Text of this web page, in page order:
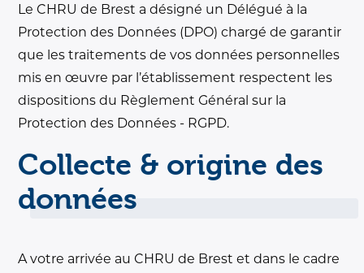
Le CHRU de Brest a désigné un Délégué à la
Protection des Données (DPO) chargé de garantir
que les traitements de vos données personnelles
mis en œuvre par l’établissement respectent les
dispositions du Règlement Général sur la
Protection des Données - RGPD.
Collecte & origine des
données
A votre arrivée au CHRU de Brest et dans le cadre